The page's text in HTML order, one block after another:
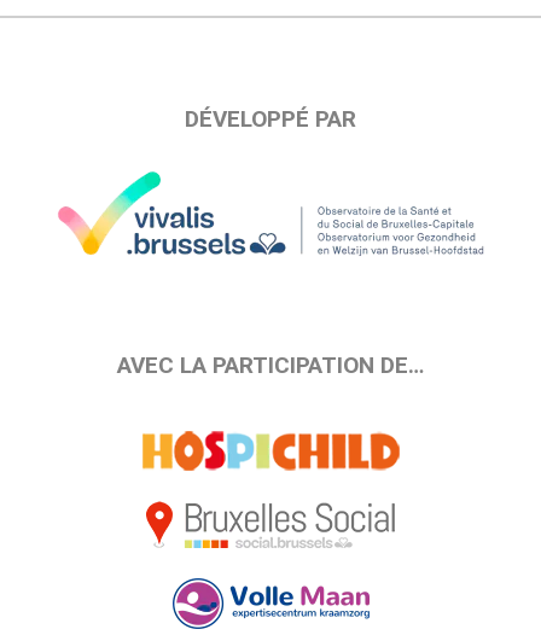
DÉVELOPPÉ PAR
AVEC LA PARTICIPATION DE…